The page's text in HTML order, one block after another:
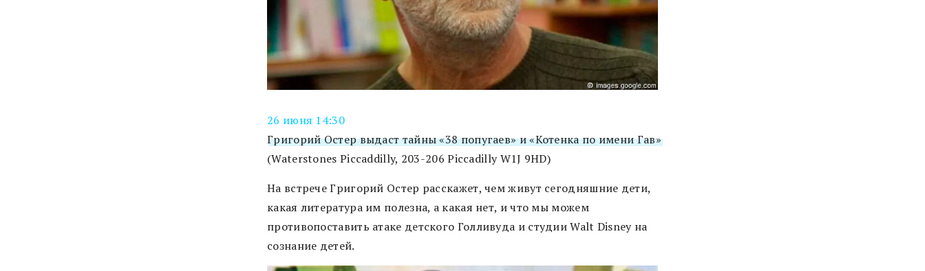
26 июня 14:30
Григорий Остер выдаст тайны «38 попугаев» и «Котенка по имени Гав»
(Waterstones Piccaddilly, 203-206 Piccadilly W1J 9HD)
На встрече Григорий Остер расскажет, чем живут сегодняшние дети,
какая литература им полезна, а какая нет, и что мы можем
противопоставить атаке детского Голливуда и студии Walt Disney на
сознание детей.